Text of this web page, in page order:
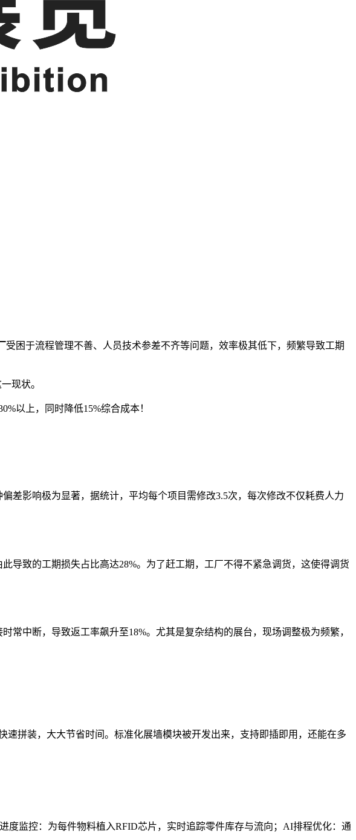
受困于流程管理不善、人员技术参差不齐等问题，效率极其低下，频繁导致工期
现状。
以上，同时降低15%综合成本！
差影响极为显著，据统计，平均每个项目需修改3.5次，每次修改不仅耗费人力
导致的工期损失占比高达28%。为了赶工期，工厂不得不紧急调货，这使得调货
中断，导致返工率飙升至18%。尤其是复杂结构的展台，现场调整极为频繁，
拼装，大大节省时间。标准化展墙模块被开发出来，支持即插即用，还能在多
监控：为每件物料植入RFID芯片，实时追踪零件库存与流向；AI排程优化：通